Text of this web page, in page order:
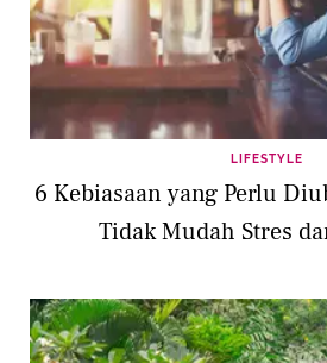
LIFESTYLE
6 Kebiasaan yang Perlu
Tidak Mudah Stres